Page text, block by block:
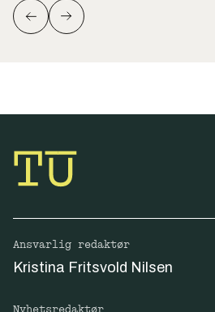
Ansvarlig redaktør
Kristina Fritsvold Nilsen